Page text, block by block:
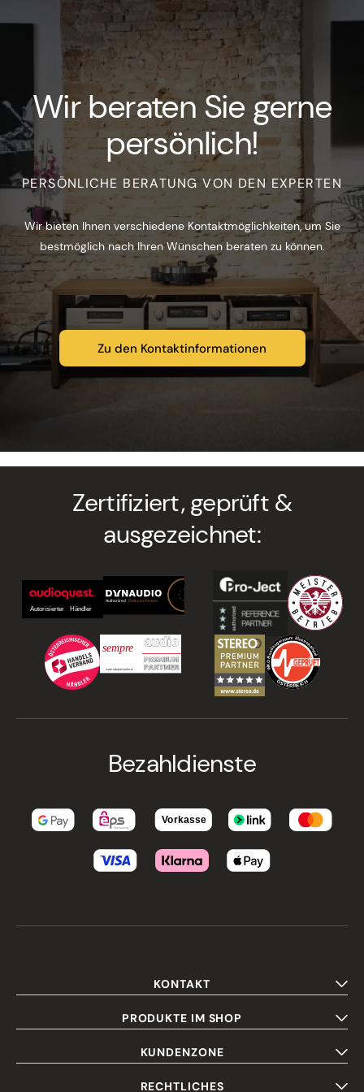
Wir beraten Sie gerne
persönlich!
PERSÖNLICHE BERATUNG VON DEN EXPERTEN
Wir bieten Ihnen verschiedene Kontaktmöglichkeiten, um Sie
bestmöglich nach Ihren Wünschen beraten zu können.
Zu den Kontaktinformationen
Zertifiziert, geprüft &
ausgezeichnet:
Bezahldienste
KONTAKT
PRODUKTE IM SHOP
KUNDENZONE
RECHTLICHES